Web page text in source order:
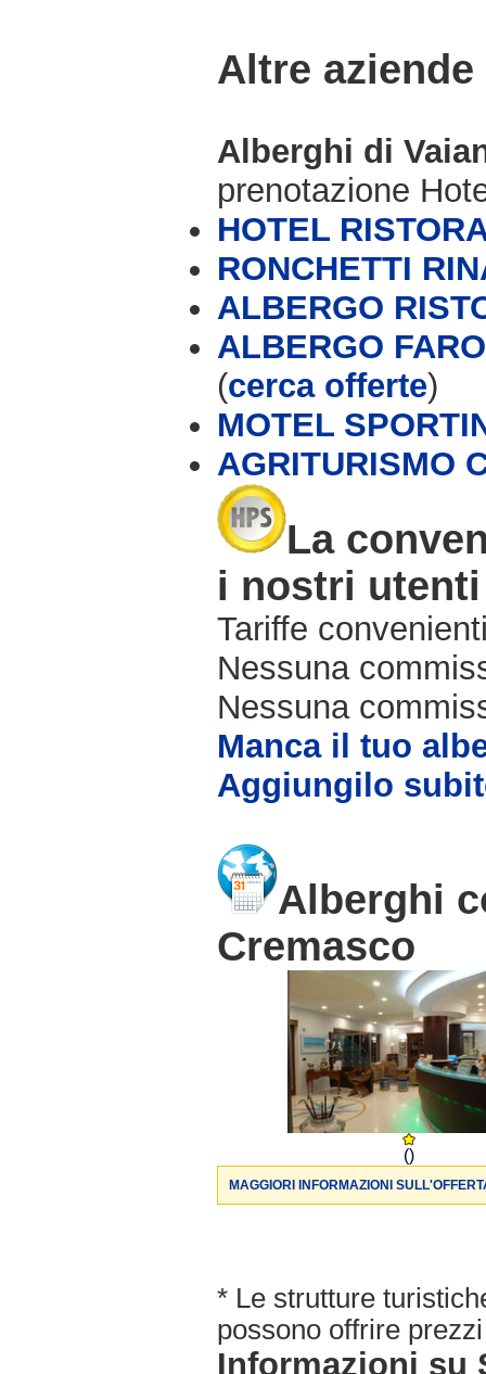
Altre
Alberghi di
prenotazione
HOTEL
RONCHETTI
ALBERGO
ALBERGO
(cerca offerte)
MOTEL
AGRITURISMO
La
i nostri utenti
Tariffe
Nessuna
Nessuna
Manca il tuo
Aggiungilo
Alberghi
Cremasco
()
MAGGIORI INFORMAZIONI
* Le strutture
possono offrire
Informazioni su